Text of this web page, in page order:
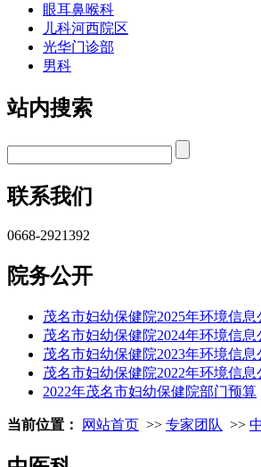
眼耳鼻喉科
儿科河西院区
光华门诊部
男科
站内搜索
联系我们
0668-2921392
院务公开
茂名市妇幼保健院2025年环境信息
茂名市妇幼保健院2024年环境信息
茂名市妇幼保健院2023年环境信息
茂名市妇幼保健院2022年环境信息
2022年茂名市妇幼保健院部门预算
当前位置： 网站首页 >> 专家团队 >>